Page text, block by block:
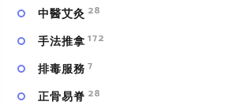
中醫艾灸 28
手法推拿 172
排毒服務 7
正骨易脊 28